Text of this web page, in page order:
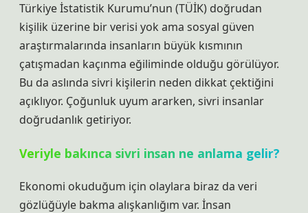
Türkiye İstatistik Kurumu’nun (TÜİK) doğrudan
kişilik üzerine bir verisi yok ama sosyal güven
araştırmalarında insanların büyük kısmının
çatışmadan kaçınma eğiliminde olduğu görülüyor.
Bu da aslında sivri kişilerin neden dikkat çektiğini
açıklıyor. Çoğunluk uyum ararken, sivri insanlar
doğrudanlık getiriyor.
Veriyle bakınca sivri insan ne anlama gelir?
Ekonomi okuduğum için olaylara biraz da veri
gözlüğüyle bakma alışkanlığım var. İnsan